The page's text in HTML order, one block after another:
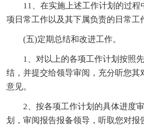
11、在实施上述工作计划的过程
项日常工作以及其下属负责的日常工
(五)定期总结和改进工作。
1、对以上的各项工作计划按照
结，并提交给领导审阅，充分听您其
意见。
2、按各项工作计划的具体进度
划，审阅报告报备领导，听取您对报